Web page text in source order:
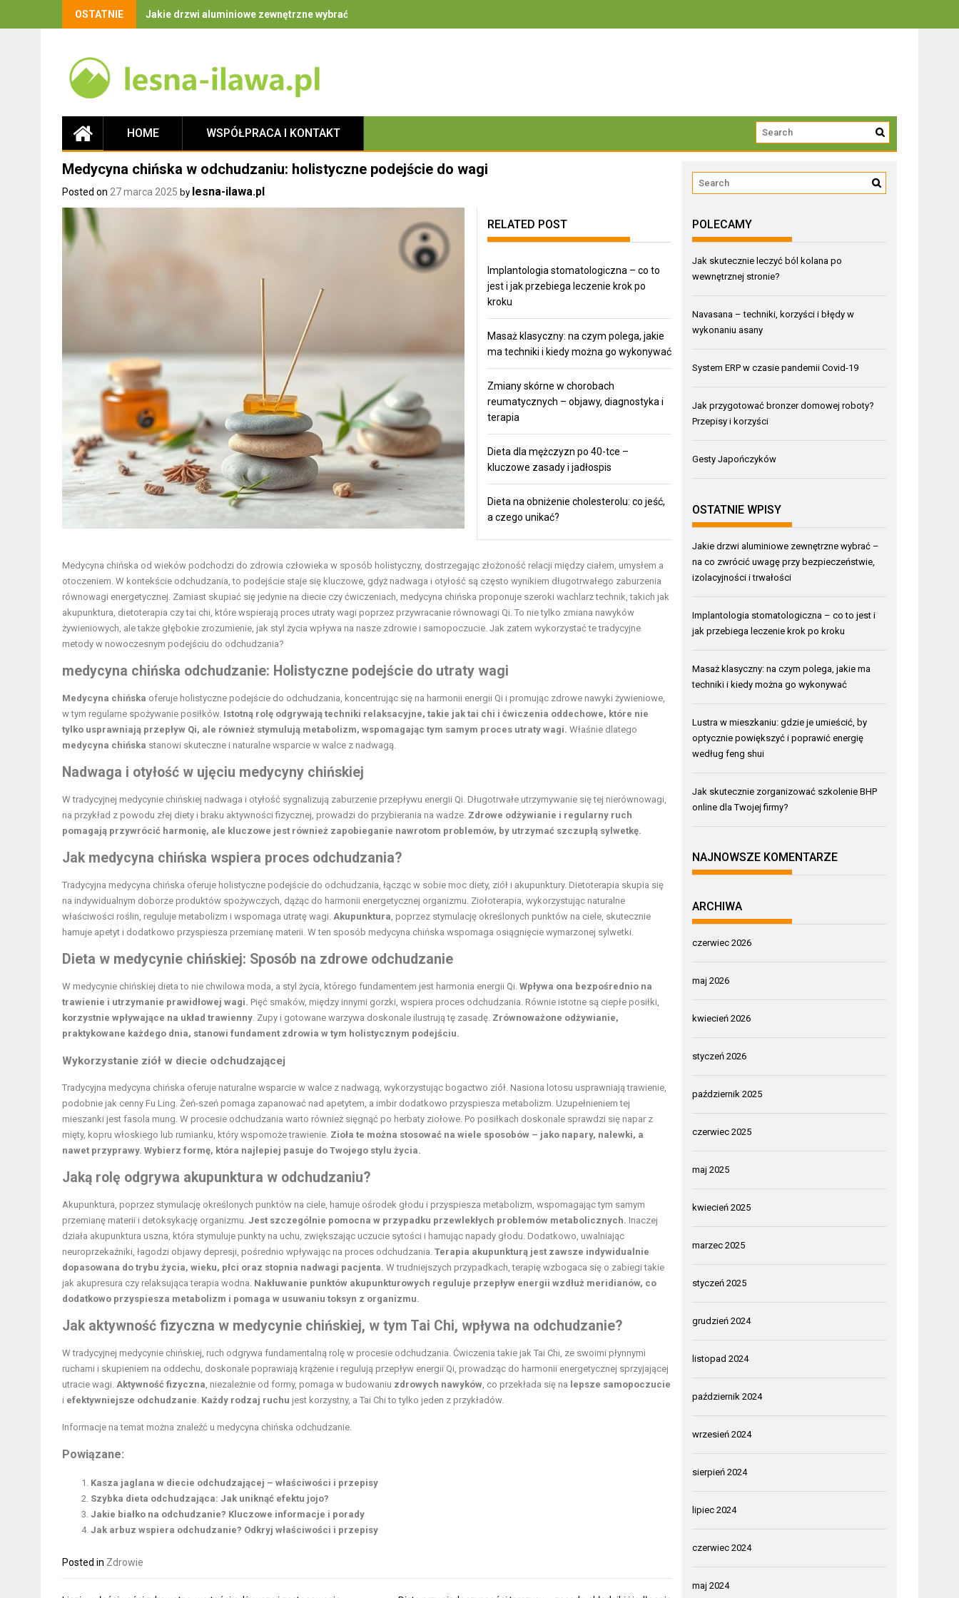
OSTATNIE Jakie drzwi aluminiowe zewnętrzne wybrać – na co zwrócić uwagę przy bezpieczeństwie, izolacyjności i trwałości
HOME WSPÓŁPRACA I KONTAKT
Medycyna chińska w odchudzaniu: holistyczne podejście do wagi
Posted on 27 marca 2025 by lesna-ilawa.pl
RELATED POST
Implantologia stomatologiczna – co to
jest i jak przebiega leczenie krok po
kroku
Masaż klasyczny: na czym polega, jakie
ma techniki i kiedy można go wykonywać
Zmiany skórne w chorobach
reumatycznych – objawy, diagnostyka i
terapia
Dieta dla mężczyzn po 40-tce –
kluczowe zasady i jadłospis
Dieta na obniżenie cholesterolu: co jeść,
a czego unikać?
Medycyna chińska od wieków podchodzi do zdrowia człowieka w sposób holistyczny, dostrzegając złożoność relacji między ciałem, umysłem a
otoczeniem. W kontekście odchudzania, to podejście staje się kluczowe, gdyż nadwaga i otyłość są często wynikiem długotrwałego zaburzenia
równowagi energetycznej. Zamiast skupiać się jedynie na diecie czy ćwiczeniach, medycyna chińska proponuje szeroki wachlarz technik, takich jak
akupunktura, dietoterapia czy tai chi, które wspierają proces utraty wagi poprzez przywracanie równowagi Qi. To nie tylko zmiana nawyków
żywieniowych, ale także głębokie zrozumienie, jak styl życia wpływa na nasze zdrowie i samopoczucie . Jak zatem wykorzystać te tradycyjne
metody w nowoczesnym podejściu do odchudzania?
medycyna chińska odchudzanie: Holistyczne podejście do utraty wagi
Medycyna chińska oferuje holistyczne podejście do odchudzania, koncentrując się na harmonii energii Qi i promując zdrowe nawyki żywieniowe
w tym regularne spożywanie posiłków. Istotną rolę odgrywają techniki relaksacyjne, takie jak tai chi i ćwiczenia oddechowe, które nie
tylko usprawniają przepływ Qi, ale również stymulują metabolizm, wspomagając tym samym proces utraty wagi. Właśnie dlatego
medycyna chińska stanowi skuteczne i naturalne wsparcie w walce z nadwagą.
Nadwaga i otyłość w ujęciu medycyny chińskiej
W tradycyjnej medycynie chińskiej nadwaga i otyłość sygnalizują zaburzenie przepływu energii Qi. Długotrwałe utrzymywanie się tej nierównowagi,
na przykład z powodu złej diety i braku aktywności fizycznej, prowadzi do przybierania na wadze. Zdrowe odżywianie i regularny ruch
pomagają przywrócić harmonię, ale kluczowe jest również zapobieganie nawrotom problemów, by utrzymać szczupłą sylwetkę.
Jak medycyna chińska wspiera proces odchudzania?
Tradycyjna medycyna chińska oferuje holistyczne podejście do odchudzania, łącząc w sobie moc diety, ziół i akupunktury. Dietoterapia skupia się
na indywidualnym doborze produktów spożywczych, dążąc do harmonii energetycznej organizmu. Ziołoterapia, wykorzystując naturalne
właściwości roślin, reguluje metabolizm i wspomaga utratę wagi. Akupunktura , poprzez stymulację określonych punktów na ciele, skutecznie
hamuje apetyt i dodatkowo przyspiesza przemianę materii. W ten sposób medycyna chińska wspomaga osiągnięcie wymarzonej sylwetki.
Dieta w medycynie chińskiej: Sposób na zdrowe odchudzanie
W medycynie chińskiej dieta to nie chwilowa moda, a styl życia, którego fundamentem jest harmonia energii Qi. Wpływa ona bezpośrednio na
trawienie i utrzymanie prawidłowej wagi. Pięć smaków, między innymi gorzki, wspiera proces odchudzania. Równie istotne są ciepłe posiłki,
korzystnie wpływające na układ trawienny . Zupy i gotowane warzywa doskonale ilustrują tę zasadę. Zrównoważone odżywianie,
praktykowane każdego dnia, stanowi fundament zdrowia w tym holistycznym podejściu.
Wykorzystanie ziół w diecie odchudzającej
Tradycyjna medycyna chińska oferuje naturalne wsparcie w walce z nadwagą, wykorzystując bogactwo ziół. Nasiona lotosu usprawniają trawienie,
podobnie jak cenny Fu Ling. Żeń-szeń pomaga zapanować nad apetytem, a imbir dodatkowo przyspiesza metabolizm. Uzupełnieniem tej
mieszanki jest fasola mung. W procesie odchudzania warto również sięgnąć po herbaty ziołowe. Po posiłkach doskonale sprawdzi się napar z
mięty, kopru włoskiego lub rumianku, który wspomoże trawienie. Zioła te można stosować na wiele sposobów – jako napary, nalewki, a
nawet przyprawy. Wybierz formę, która najlepiej pasuje do Twojego stylu życia.
Jaką rolę odgrywa akupunktura w odchudzaniu?
Akupunktura, poprzez stymulację określonych punktów na ciele, hamuje ośrodek głodu i przyspiesza metabolizm, wspomagając tym samym
przemianę materii i detoksykację organizmu. Jest szczególnie pomocna w przypadku przewlekłych problemów metabolicznych. Inaczej
działa akupunktura uszna, która stymuluje punkty na uchu, zwiększając uczucie sytości i hamując napady głodu. Dodatkowo, uwalniając
neuroprzekaźniki, łagodzi objawy depresji, pośrednio wpływając na proces odchudzania. Terapia akupunkturą jest zawsze indywidualnie
dopasowana do trybu życia, wieku, płci oraz stopnia nadwagi pacjenta. W trudniejszych przypadkach, terapię wzbogaca się o zabiegi takie
jak akupresura czy relaksująca terapia wodna. Nakłuwanie punktów akupunkturowych reguluje przepływ energii wzdłuż meridianów, co
dodatkowo przyspiesza metabolizm i pomaga w usuwaniu toksyn z organizmu.
Jak aktywność fizyczna w medycynie chińskiej, w tym Tai Chi, wpływa na odchudzanie?
W tradycyjnej medycynie chińskiej, ruch odgrywa fundamentalną rolę w procesie odchudzania. Ćwiczenia takie jak Tai Chi, ze swoimi płynnymi
ruchami i skupieniem na oddechu, doskonale poprawiają krążenie i regulują przepływ energii Qi, prowadząc do harmonii energetycznej sprzyjającej
utracie wagi. Aktywność fizyczna , niezależnie od formy, pomaga w budowaniu zdrowych nawyków , co przekłada się na lepsze samopoczucie
i efektywniejsze odchudzanie Każdy rodzaj ruchu jest korzystny, a Tai Chi to tylko jeden z przykładów.
Informacje na temat można znaleźć u medycyna chińska odchudzanie
Powiązane:
Kasza jaglana w diecie odchudzającej – właściwości i przepisy
Szybka dieta odchudzająca: Jak uniknąć efektu jojo?
Jakie białko na odchudzanie? Kluczowe informacje i porady
Jak arbuz wspiera odchudzanie? Odkryj właściwości i przepisy
Posted in Zdrowie
POLECAMY
Jak skutecznie leczyć ból kolana po
wewnętrznej stronie?
Navasana – techniki, korzyści i błędy w
wykonaniu asany
System ERP w czasie pandemii Covid-19
Jak przygotować bronzer domowej roboty?
Przepisy i korzyści
Gesty Japończyków
OSTATNIE WPISY
Jakie drzwi aluminiowe zewnętrzne wybrać –
na co zwrócić uwagę przy bezpieczeństwie,
izolacyjności i trwałości
Implantologia stomatologiczna – co to jest i
jak przebiega leczenie krok po kroku
Masaż klasyczny: na czym polega, jakie ma
techniki i kiedy można go wykonywać
Lustra w mieszkaniu: gdzie je umieścić, by
optycznie powiększyć i poprawić energię
według feng shui
Jak skutecznie zorganizować szkolenie BHP
online dla Twojej firmy?
NAJNOWSZE KOMENTARZE
ARCHIWA
czerwiec 2026
maj 2026
kwiecień 2026
styczeń 2026
październik 2025
czerwiec 2025
maj 2025
kwiecień 2025
marzec 2025
styczeń 2025
grudzień 2024
listopad 2024
październik 2024
wrzesień 2024
sierpień 2024
lipiec 2024
czerwiec 2024
maj 2024